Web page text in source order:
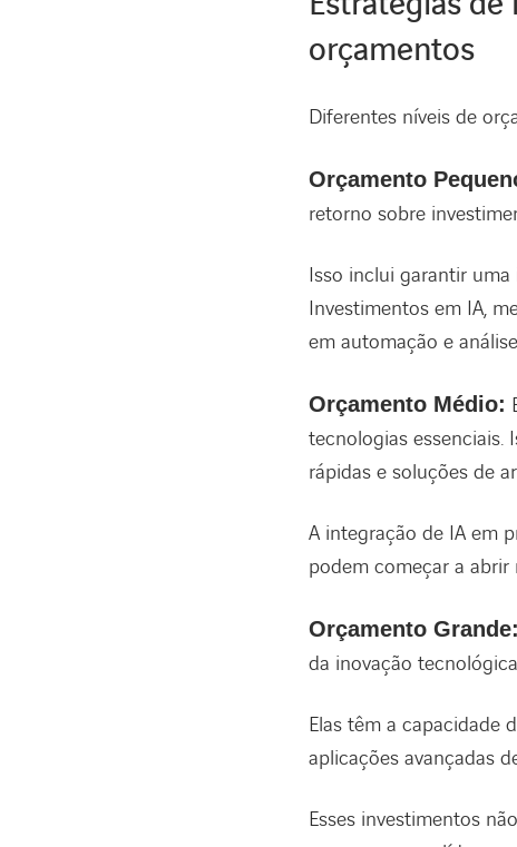
orçamentos
Diferentes níveis de
Orçamento
retorno sobre
Isso inclui garantir
Investimentos em IA,
em automação e
Orçamento Médio:
tecnologias essenciais.
rápidas e soluções de
A integração de IA em
podem começar a
Orçamento Grande:
da inovação
Elas têm a capacidade
aplicações avançadas
Esses investimentos